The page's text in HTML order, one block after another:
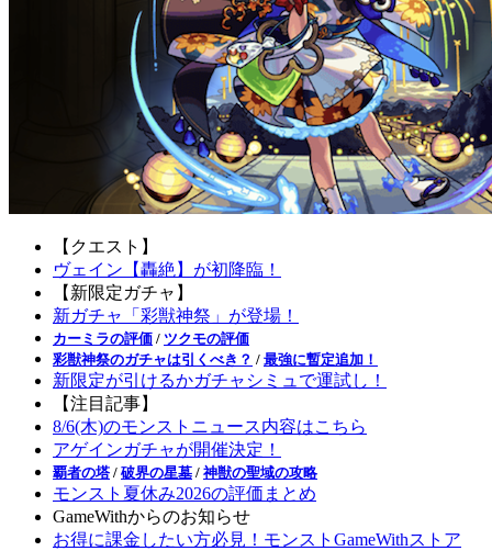
【クエスト】
ヴェイン【轟絶】が初降臨！
【新限定ガチャ】
新ガチャ「彩獣神祭」が登場！
カーミラの評価 / ツクモの評価
彩獣神祭のガチャは引くべき？ / 最強に暫定追加！
新限定が引けるかガチャシミュで運試し！
【注目記事】
8/6(木)のモンストニュース内容はこちら
アゲインガチャが開催決定！
覇者の塔 / 破界の星墓 / 神獣の聖域の攻略
モンスト夏休み2026の評価まとめ
GameWithからのお知らせ
お得に課金したい方必見！モンストGameWithストア